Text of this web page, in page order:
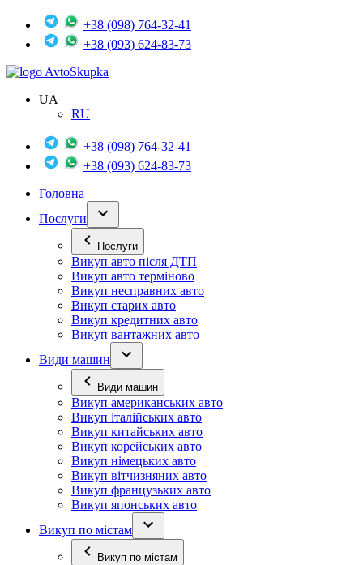
+38 (098) 764-32-41
+38 (093) 624-83-73
AvtoSkupka
UA
RU
+38 (098) 764-32-41
+38 (093) 624-83-73
Головна
Послуги
Послуги
Викуп авто після ДТП
Викуп авто терміново
Викуп несправних авто
Викуп старих авто
Викуп кредитних авто
Викуп вантажних авто
Види машин
Види машин
Викуп американських авто
Викуп італійських авто
Викуп китайських авто
Викуп корейських авто
Викуп німецьких авто
Викуп вітчизняних авто
Викуп французьких авто
Викуп японських авто
Викуп по містам
Викуп по містам